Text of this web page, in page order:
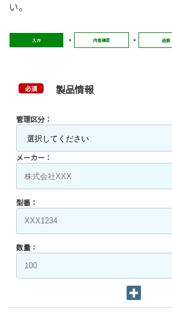
い。
入力 内容確認 送信
必須 製品情報
管理区分：
メーカー：
型番：
数量：